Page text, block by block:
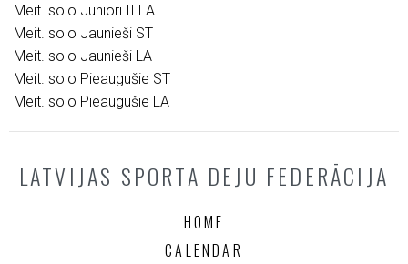
Meit. solo Juniori II LA
Meit. solo Jaunieši ST
Meit. solo Jaunieši LA
Meit. solo Pieaugušie ST
Meit. solo Pieaugušie LA
LATVIJAS SPORTA DEJU FEDERĀCIJA
HOME
CALENDAR